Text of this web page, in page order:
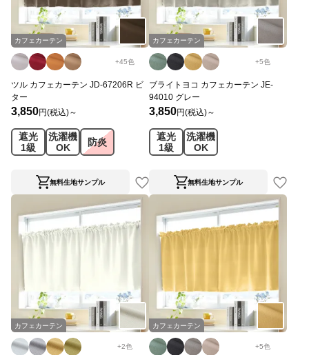
カフェカーテン
+45色
ツル カフェカーテン JD-67206R ビ
ター
3,850円(税込)～
遮光
1級
洗濯機
OK
防炎
無料生地サンプル
カフェカーテン
+5色
ブライトヨコ カフェカーテン JE-
94010 グレー
3,850円(税込)～
遮光
1級
洗濯機
OK
無料生地サンプル
カフェカーテン
+2色
カフェカーテン
+5色